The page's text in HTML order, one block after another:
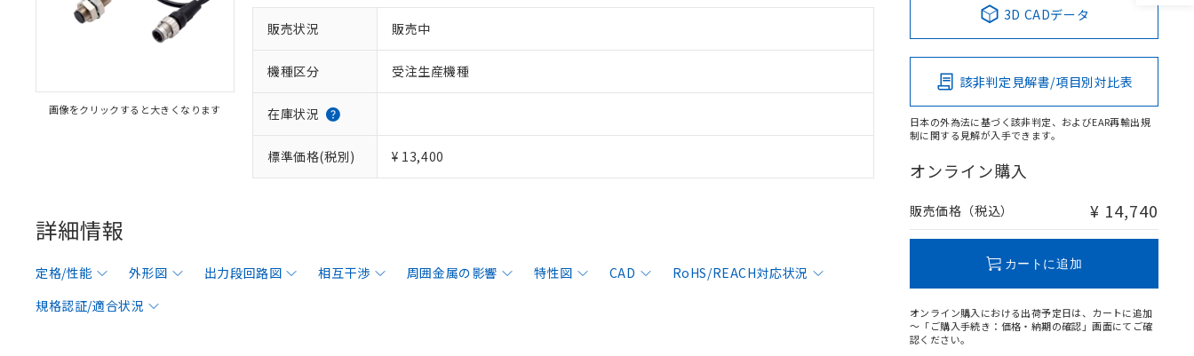
画像をクリックすると大きくなります
販売状況 販売中
機種区分 受注生産機種
在庫状況
標準価格(税別) ¥ 13,400
詳細情報
定格/性能 外形図 出力段回路図 相互干渉 周囲金属の影響 特性図 CAD
RoHS/REACH対応状況
規格認証/適合状況
3D CADデータ
該非判定見解書/項目別対比表
日本の外為法に基づく該非判定、およびEAR再輸出規
制に関する見解が入手できます。
オンライン購入
販売価格（税込） ¥ 14,740
カートに追加
オンライン購入における出荷予定日は、カートに追加
～「ご購入手続き：価格・納期の確認」画面にてご確
認ください。